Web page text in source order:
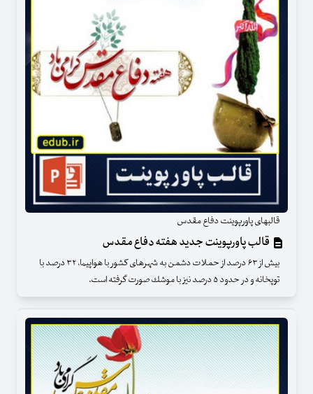
قالبهای پاورپوینت دفاع مقدس
قالب پاورپوینت جدید هفته دفاع مقدس
بیش از ۶۳ درصد از حملات دشمن به شهرهای كشور با هواپیما، ۳۲ درصد با
توپخانه و در حدود ۵ درصد نیز با موشك صورت گرفته است.